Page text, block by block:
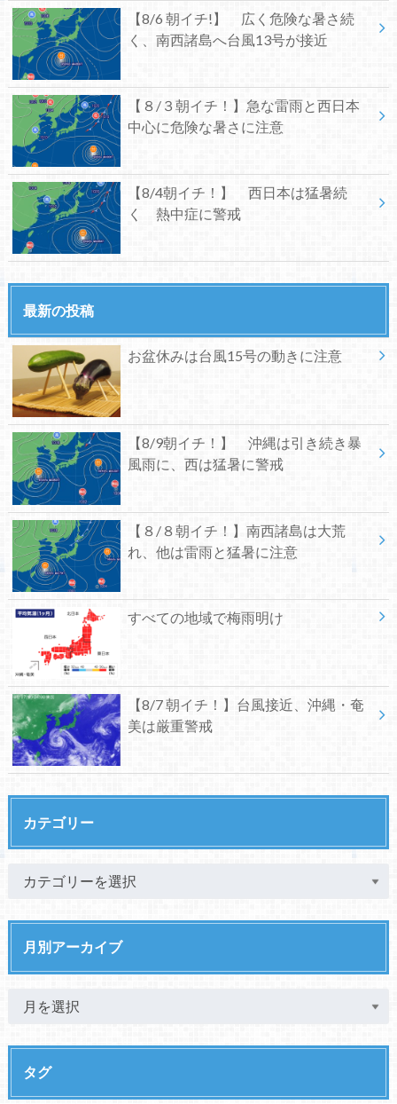
【8/6 朝イチ!】 広く危険な暑さ続
く、南西諸島へ台風13号が接近
【８/３朝イチ！】急な雷雨と西日本
中心に危険な暑さに注意
【8/4朝イチ！】 西日本は猛暑続
く 熱中症に警戒
最新の投稿
お盆休みは台風15号の動きに注意
【8/9朝イチ！】 沖縄は引き続き暴
風雨に、西は猛暑に警戒
【８/８朝イチ！】南西諸島は大荒
れ、他は雷雨と猛暑に注意
すべての地域で梅雨明け
【8/7 朝イチ！】台風接近、沖縄・奄
美は厳重警戒
カテゴリー
月別アーカイブ
タグ